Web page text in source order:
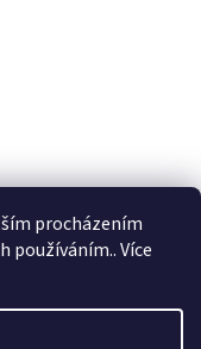
procházením
používáním.. Více